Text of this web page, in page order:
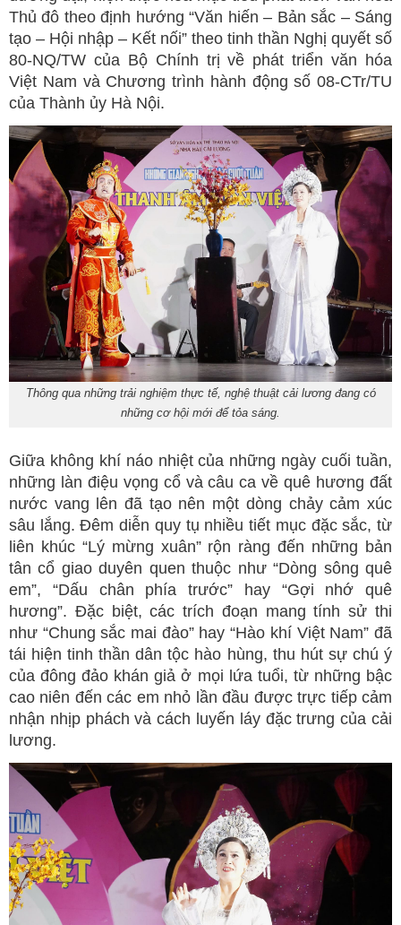
Thủ đô theo định hướng “Văn hiến – Bản sắc – Sáng
tạo – Hội nhập – Kết nối” theo tinh thần Nghị quyết số
80-NQ/TW của Bộ Chính trị về phát triển văn hóa
Việt Nam và Chương trình hành động số 08-CTr/TU
của Thành ủy Hà Nội.
Thông qua những trải nghiệm thực tế, nghệ thuật cải lương đang có
những cơ hội mới để tỏa sáng.
Giữa không khí náo nhiệt của những ngày cuối tuần,
những làn điệu vọng cổ và câu ca về quê hương đất
nước vang lên đã tạo nên một dòng chảy cảm xúc
sâu lắng. Đêm diễn quy tụ nhiều tiết mục đặc sắc, từ
liên khúc “Lý mừng xuân” rộn ràng đến những bản
tân cổ giao duyên quen thuộc như “Dòng sông quê
em”, “Dấu chân phía trước” hay “Gợi nhớ quê
hương”. Đặc biệt, các trích đoạn mang tính sử thi
như “Chung sắc mai đào” hay “Hào khí Việt Nam” đã
tái hiện tinh thần dân tộc hào hùng, thu hút sự chú ý
của đông đảo khán giả ở mọi lứa tuổi, từ những bậc
cao niên đến các em nhỏ lần đầu được trực tiếp cảm
nhận nhịp phách và cách luyến láy đặc trưng của cải
lương.